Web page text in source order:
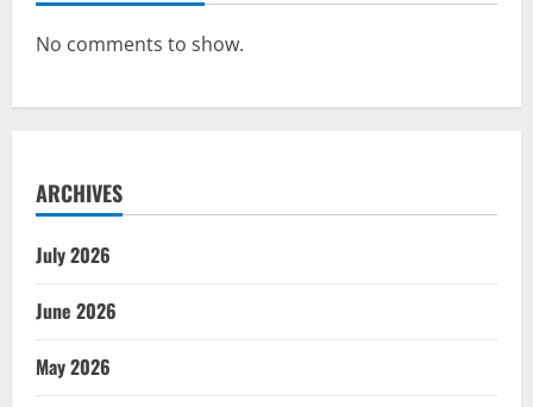
No comments to show.
ARCHIVES
July 2026
June 2026
May 2026